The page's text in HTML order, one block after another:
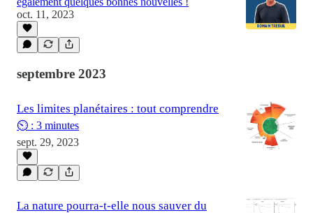
oct. 11, 2023
septembre 2023
Les limites planétaires : tout comprendre
⏲️ : 3 minutes
sept. 29, 2023
La nature pourra-t-elle nous sauver du